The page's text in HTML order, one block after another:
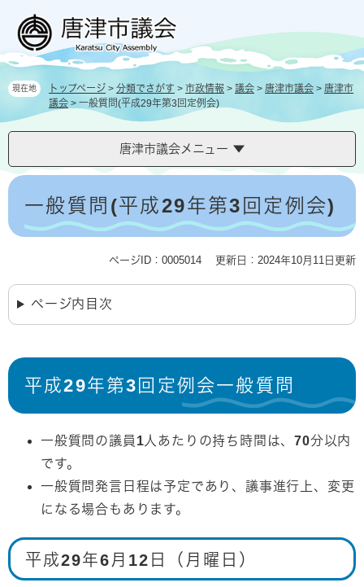
の
頭
ー
飛
本
文
現在地 トップページ > 分類でさがす > 市政情報 > 議会 > 唐津市議会 > 唐津市
議会 > 一般質問(平成29年第3回定例会)
唐津市議会メニュー
本
一般質問(平成29年第3回定例会)
ページID：0005014 更新日：2024年10月11日更新
ページ内目次
平成29年第3回定例会一般質問
一般質問の議員1人あたりの持ち時間は、70分以内
です。
一般質問発言日程は予定であり、議事進行上、変更
になる場合もあります。
平成29年6月12日（月曜日）